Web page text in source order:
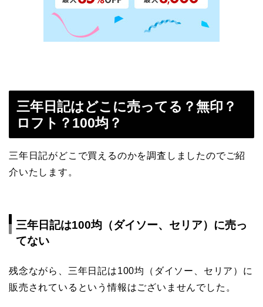
三年日記はどこに売ってる？無印？
ロフト？100均？
三年日記がどこで買えるのかを調査しましたのでご紹
介いたします。
三年日記は100均（ダイソー、セリア）に売っ
てない
残念ながら、三年日記は100均（ダイソー、セリア）に
販売されているという情報はございませんでした。